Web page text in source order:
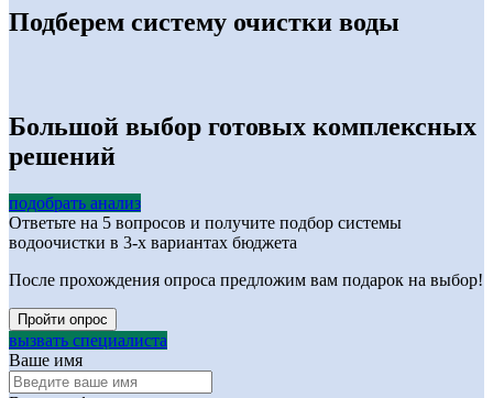
Подберем систему очистки воды
Большой выбор готовых комплексных
решений
подобрать анализ
Ответьте на 5 вопросов и получите подбор системы
водоочистки в 3-х вариантах бюджета
После прохождения опроса предложим вам подарок на выбор!
Пройти опрос
вызвать специалиста
Ваше имя